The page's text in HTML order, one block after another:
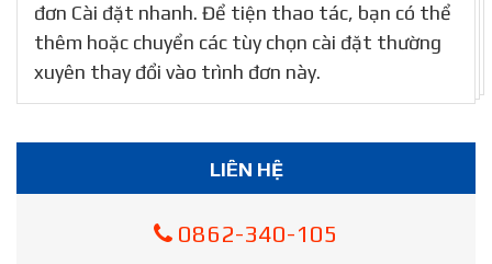
đơn Cài đặt nhanh. Để tiện thao tác, bạn có thể
thêm hoặc chuyển các tùy chọn cài đặt thường
xuyên thay đổi vào trình đơn này.
LIÊN HỆ
0862-340-105